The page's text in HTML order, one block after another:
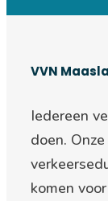
VVN
Iedereen
doen.
komen